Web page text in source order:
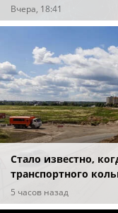
Вчера, 18:41
Стало известно,
транспортного
5 часов назад